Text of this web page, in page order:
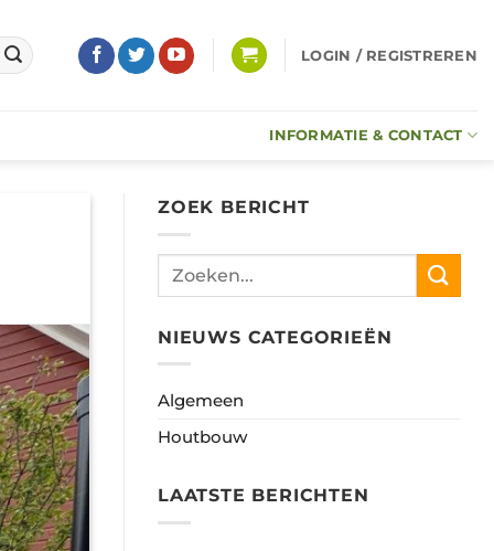
LOGIN / REGISTREREN
INFORMATIE & CONTACT
ZOEK BERICHT
NIEUWS CATEGORIEËN
Algemeen
Houtbouw
LAATSTE BERICHTEN